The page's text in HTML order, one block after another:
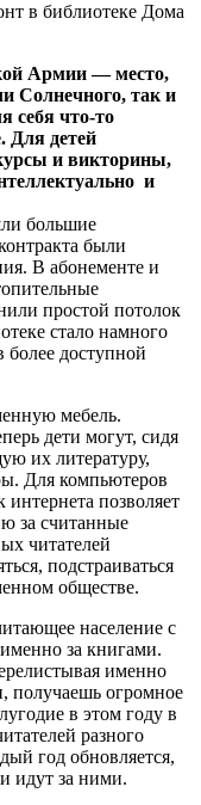
в библиотеке Дома
Армии — место,
Солнечного, так и
себя что-то
Для детей
и викторины,
и
большие
были
В абонементе и
простой потолок
стало намного
более доступной
мебель.
дети могут, сидя
их литературу,
Для компьютеров
позволяет
за считанные
читателей
подстраиваться
обществе.
население с
за книгами.
именно
получаешь огромное
в этом году в
разного
год обновляется,
идут за ними.